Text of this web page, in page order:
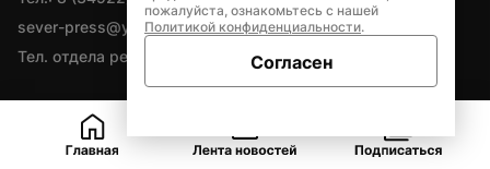
sever-press@yamal-media.ru
Тел. отдела рекламы: 8 (34922) 42728
пожалуйста, ознакомьтесь с нашей
Политикой конфиденциальности.
Согласен